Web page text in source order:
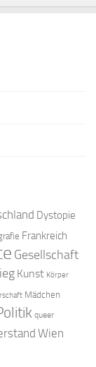
Dystopie
Frankreich
Gesellschaft
Kunst Körper
Mädchen
queer
Wien